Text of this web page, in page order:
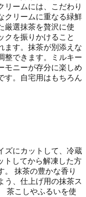
リームには、こだわり
クリームに重なる緑鮮
厳選抹茶を贅沢に使
クを振りかけること
ます。抹茶が別添えな
整できます。ミルキー
モニーが存分に楽しめ
す。自宅用はもちろん
ズにカットして、冷蔵
トしてから解凍した方
。 抹茶の豊かな香り
う、仕上げ用の抹茶ス
茶こしやふるいを使